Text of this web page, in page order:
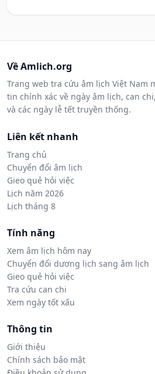
Về Amlich.org
Trang web tra cứu âm lịch Việt Nam
tin chính xác về ngày âm lịch, can
và các ngày lễ tết truyền thống.
Liên kết nhanh
Trang chủ
Chuyển đổi âm lịch
Gieo quẻ hỏi việc
Lịch năm 2026
Lịch tháng 8
Tính năng
Xem âm lịch hôm nay
Chuyển đổi dương lịch sang âm lịch
Gieo quẻ hỏi việc
Tra cứu can chi
Xem ngày tốt xấu
Thông tin
Giới thiệu
Chính sách bảo mật